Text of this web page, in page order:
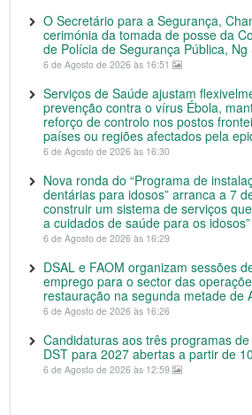
O Secretário para a Segurança,
cerimónia da tomada de posse da
de Polícia de Segurança Pública, Ng
6 de Agosto de 2026 às 16:51
Serviços de Saúde ajustam
prevenção contra o vírus Ébola,
reforço de controlo nos postos
países ou regiões afectados pela
6 de Agosto de 2026 às 16:30
Nova ronda do “Programa de
dentárias para idosos” arranca a 7
construir um sistema de serviços
a cuidados de saúde para os idosos”
6 de Agosto de 2026 às 16:29
DSAL e FAOM organizam sessões
emprego para o sector das
restauração na segunda metade de
6 de Agosto de 2026 às 16:26
Candidaturas aos três programas
DST para 2027 abertas a partir de
6 de Agosto de 2026 às 12:59